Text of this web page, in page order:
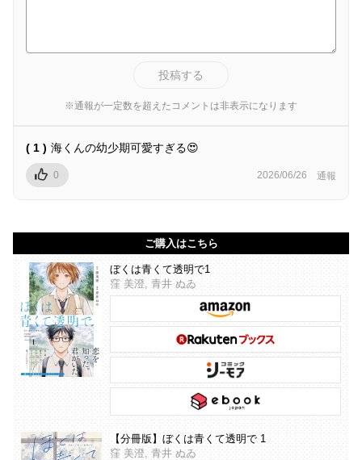
投稿する
※通報が一定数を超えたコメントは非表示になります
( 1 ) 海くんの幼少期可愛すぎる😍
0 2026/06/26 通報
ご購入はこちら
ぼくは青くて透明で1
窪 美澄, 青井 ぬゐ
【分冊版】ぼくは青くて透明で 1
窪 美澄, 青井 ぬゐ